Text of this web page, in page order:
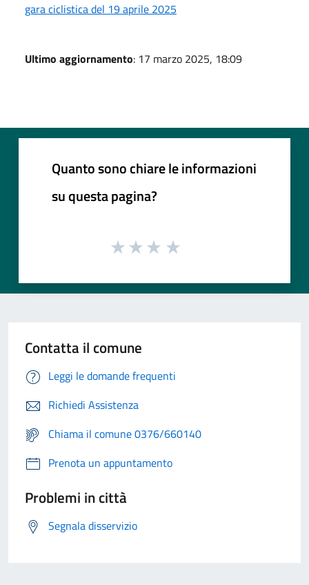
gara ciclistica del 19 aprile 2025
Ultimo aggiornamento: 17 marzo 2025, 18:09
Quanto sono chiare le informazioni
su questa pagina?
Contatta il comune
Leggi le domande frequenti
Richiedi Assistenza
Chiama il comune 0376/660140
Prenota un appuntamento
Problemi in città
Segnala disservizio